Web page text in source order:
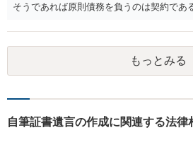
そうであれば原則債務を負うのは契約であ
ます。 入籍した場合でも、原則契約者が
には変わりがありません。 なかなか対応
場でアドバイスを行うのも限界があるよう
を持参のうえ個別に弁護士に相談されるこ
もっとみる
自筆証書遺言の作成に関連する法律